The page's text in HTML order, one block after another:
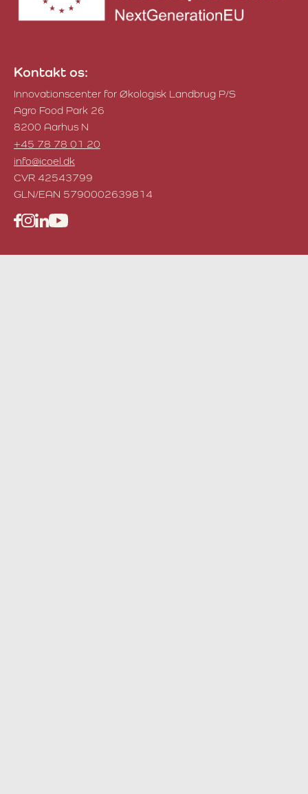
Kontakt os:
Innovationscenter for Økologisk Landbrug P/S
Agro Food Park 26
8200 Aarhus N
+45 78 78 01 20
info@icoel.dk
CVR 42543799
GLN/EAN 5790002639814
Facebook
Instagram
LinkedInYouTube